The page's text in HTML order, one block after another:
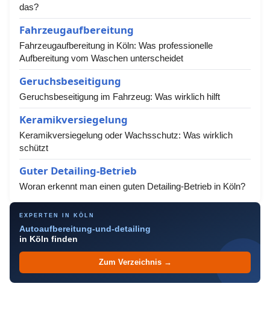
das?
Fahrzeugaufbereitung
Fahrzeugaufbereitung in Köln: Was professionelle
Aufbereitung vom Waschen unterscheidet
Geruchsbeseitigung
Geruchsbeseitigung im Fahrzeug: Was wirklich hilft
Keramikversiegelung
Keramikversiegelung oder Wachsschutz: Was wirklich
schützt
Guter Detailing-Betrieb
Woran erkennt man einen guten Detailing-Betrieb in Köln?
EXPERTEN IN KÖLN
Autoaufbereitung-und-detailing
in Köln finden
Zum Verzeichnis →